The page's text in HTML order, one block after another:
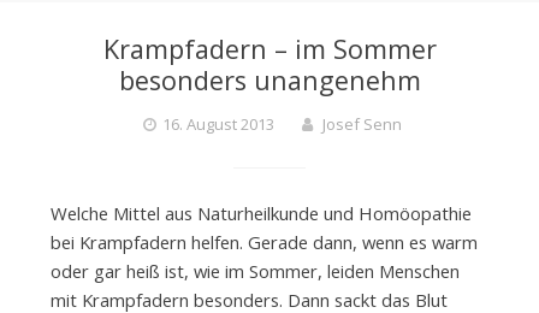
Krampfadern – im Sommer
besonders unangenehm
16. August 2013 Josef Senn
Welche Mittel aus Naturheilkunde und Homöopathie
bei Krampfadern helfen. Gerade dann, wenn es warm
oder gar heiß ist, wie im Sommer, leiden Menschen
mit Krampfadern besonders. Dann sackt das Blut